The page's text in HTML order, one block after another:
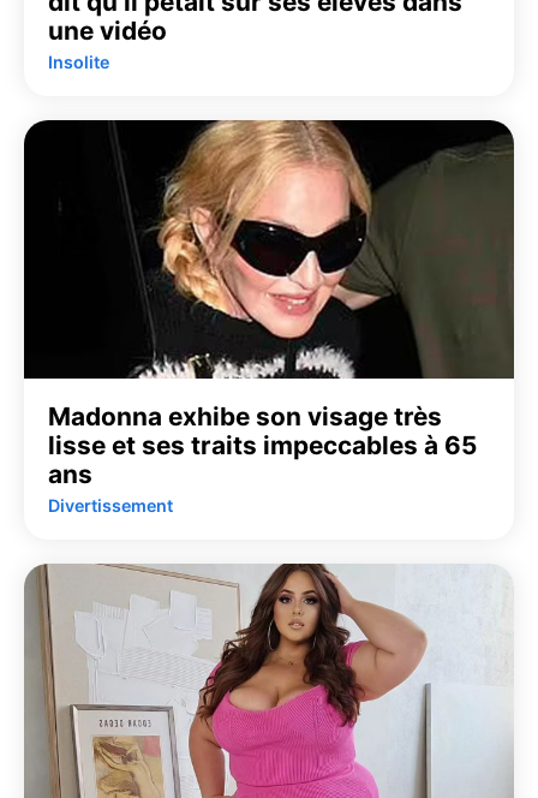
une vidéo
Insolite
Madonna exhibe son visage très
lisse et ses traits impeccables à 65
ans
Divertissement